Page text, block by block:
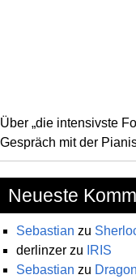
Über „die intensivste
Gespräch mit der
Neueste
Sebastian zu
derlinzer zu
IRIS
Sebastian zu